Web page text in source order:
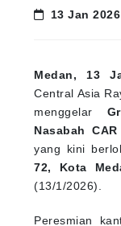
13 Jan 2026
Medan, 13
Central Asia
menggelar
Nasabah
yang kini
72, Kota
(13/1/2026).
Peresmian